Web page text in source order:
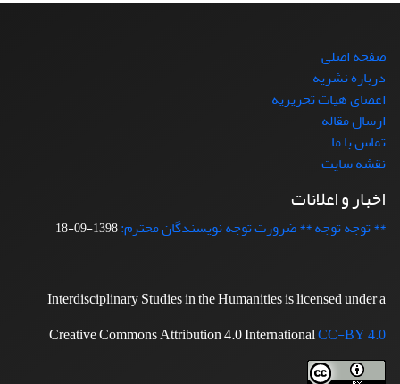
صفحه اصلی
درباره نشریه
اعضای هیات تحریریه
ارسال مقاله
تماس با ما
نقشه سایت
اخبار و اعلانات
** توجه توجه ** ضرورت توجه نویسندگان محترم:1398-09-18
Interdisciplinary Studies in the Humanities is licensed under a
Creative Commons Attribution 4.0 InternationalCC-BY 4.0